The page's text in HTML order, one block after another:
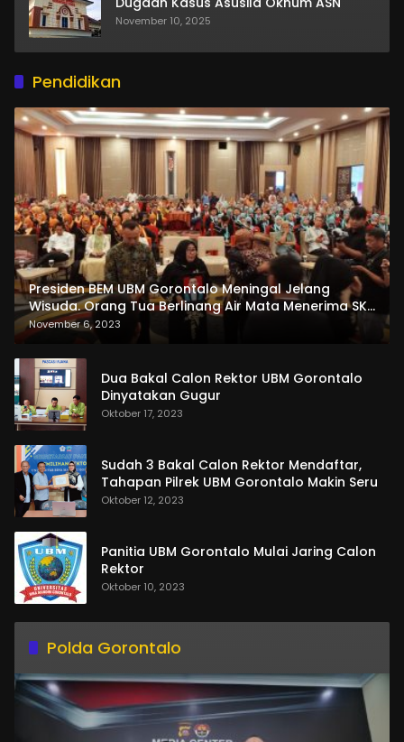
November 10, 2025
Pendidikan
Presiden BEM UBM Gorontalo Meningal Jelang
Wisuda. Orang Tua Berlinang Air Mata Menerima SKL
dan Pemasangan Salempang
November 6, 2023
Dua Bakal Calon Rektor UBM Gorontalo
Dinyatakan Gugur
Oktober 17, 2023
Sudah 3 Bakal Calon Rektor Mendaftar,
Tahapan Pilrek UBM Gorontalo Makin Seru
Oktober 12, 2023
Panitia UBM Gorontalo Mulai Jaring Calon
Rektor
Oktober 10, 2023
Polda Gorontalo